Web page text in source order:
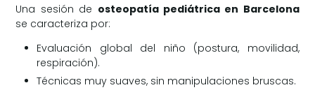
Una sesión de osteopatía pediátrica en Barcelona
se caracteriza por:
Evaluación global del niño (postura, movilidad,
respiración).
Técnicas muy suaves, sin manipulaciones bruscas.